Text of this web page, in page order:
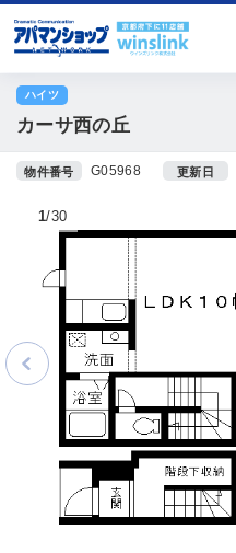
ハイツ
カーサ西の丘
物件番号 G05968 更新日
1 30